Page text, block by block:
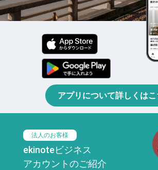
アプリについて詳しくはこ
法人のお客様
ekinoteビジネス
アカウントのご紹介